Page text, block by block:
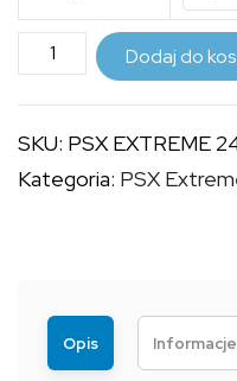
7,99
do
9,99
ilość
PSX
240
Dodaj do
SKU: PSX EXTREME
Kategoria: PSX
Opis